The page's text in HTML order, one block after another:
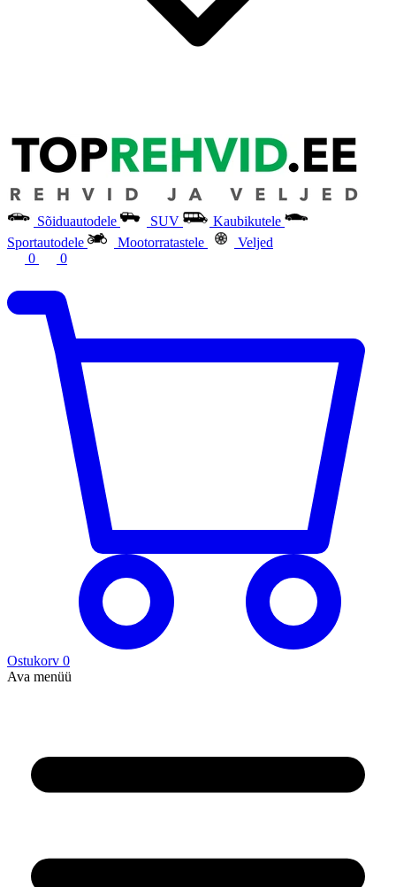
Sõiduautodele SUV
Kaubikutele
Sportautodele
Mootorratastele
Veljed
0
0
Ostukorv 0
Ava menüü